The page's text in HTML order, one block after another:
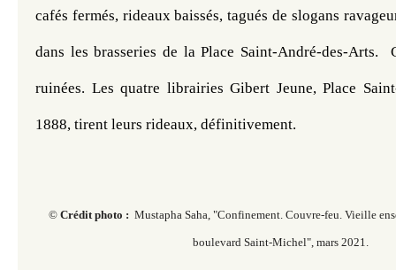
cafés fermés, rideaux baissés, tagués de slogans
dans les brasseries de la Place Saint-André-des-Arts.
ruinées. Les quatre librairies Gibert Jeune, Place
1888, tirent leurs rideaux, définitivement.
© Crédit photo : Mustapha Saha, "Confinement. Couvre-feu. Vieille
boulevard Saint-Michel", mars 2021.